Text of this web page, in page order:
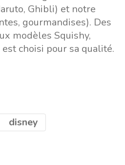
Ghibli) et notre
gourmandises). Des
modèles Squishy,
choisi pour sa qualité.
disney